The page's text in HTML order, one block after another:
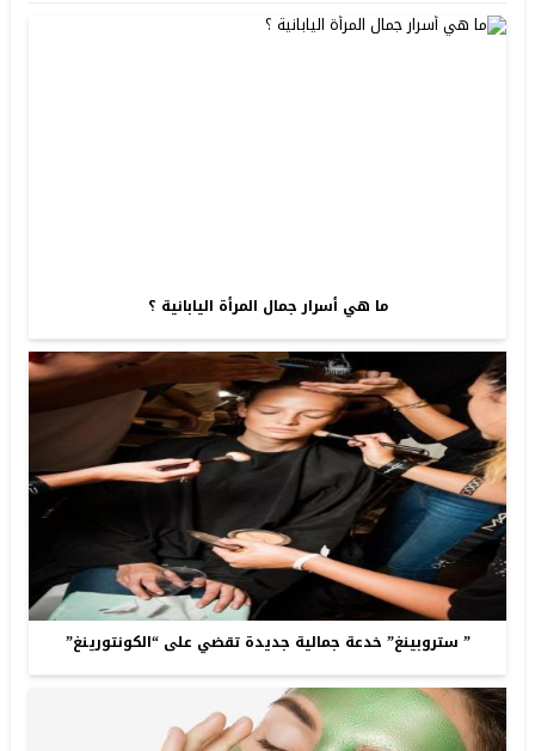
ما هي أسرار جمال المرأة اليابانية ؟
” ستروبينغ” خدعة جمالية جديدة تقضي على “الكونتورينغ”